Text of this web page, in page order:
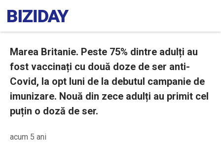
Marea Britanie. Peste 75% dintre adulți au
fost vaccinați cu două doze de ser anti-
Covid, la opt luni de la debutul campanie de
imunizare. Nouă din zece adulți au primit cel
puțin o doză de ser.
acum 5 ani